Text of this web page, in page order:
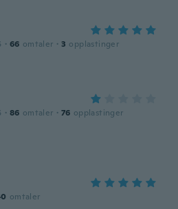
· 66 omtaler · 3 opplastinger
· 86 omtaler · 76 opplastinger
omtaler